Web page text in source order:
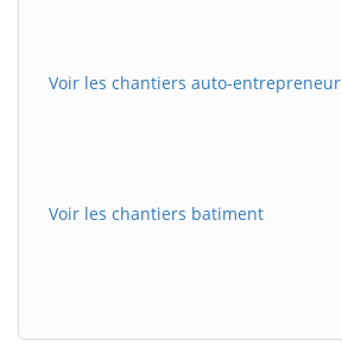
Voir les chantiers auto-entrepreneur
Voir les chantiers batiment